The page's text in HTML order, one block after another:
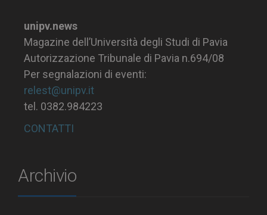
unipv.news
Magazine dell’Università degli Studi di Pavia
Autorizzazione Tribunale di Pavia n.694/08
Per segnalazioni di eventi:
relest@unipv.it
tel. 0382.984223
CONTATTI
Archivio